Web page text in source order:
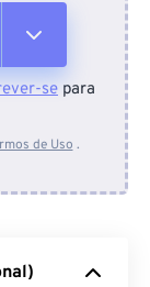
se para
de Uso .